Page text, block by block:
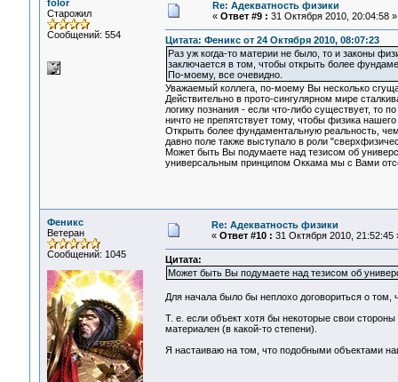
folor
Старожил
Сообщений: 554
Re: Адекватность физики
« Ответ #9 : 31 Октября 2010, 20:04:58 »
Цитата: Феникс от 24 Октября 2010, 08:07:23
Раз уж когда-то материи не было, то и законы
заключается в том, чтобы открыть более
По-моему, все очевидно.
Уважаемый коллега, по-моему Вы несколько
Действительно в прото-сингулярном мире
логику познания - если что-либо существует, то
ничто не препятствует тому, чтобы физика
Открыть более фундаментальную реальность,
давно поле также выступало в роли
Может быть Вы подумаете над тезисом об
универсальным принципом Оккама мы с Вами
Феникс
Ветеран
Сообщений: 1045
Re: Адекватность физики
« Ответ #10 : 31 Октября 2010, 21:52:45
Цитата:
Может быть Вы подумаете над тезисом об
Для начала было бы неплохо договориться о том,
Т. е. если объект хотя бы некоторые свои
материален (в какой-то степени).
Я настаиваю на том, что подобными объектами